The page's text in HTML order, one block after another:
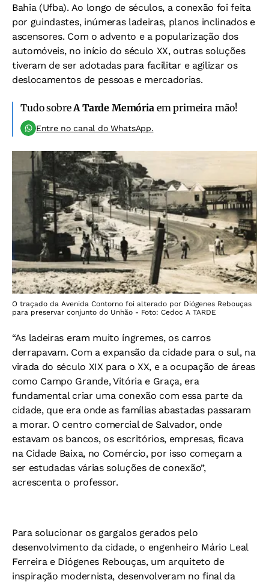
Bahia (Ufba). Ao longo de séculos, a conexão foi feita
por guindastes, inúmeras ladeiras, planos inclinados e
ascensores. Com o advento e a popularização dos
automóveis, no início do século XX, outras soluções
tiveram de ser adotadas para facilitar e agilizar os
deslocamentos de pessoas e mercadorias.
Tudo sobreA Tarde Memória em primeira mão!
Entre no canal do WhatsApp.
O traçado da Avenida Contorno foi alterado por Diógenes Rebouças
para preservar conjunto do Unhão - Foto: Cedoc A TARDE
“As ladeiras eram muito íngremes, os carros
derrapavam. Com a expansão da cidade para o sul, na
virada do século XIX para o XX, e a ocupação de áreas
como Campo Grande, Vitória e Graça, era
fundamental criar uma conexão com essa parte da
cidade, que era onde as famílias abastadas passaram
a morar. O centro comercial de Salvador, onde
estavam os bancos, os escritórios, empresas, ficava
na Cidade Baixa, no Comércio, por isso começam a
ser estudadas várias soluções de conexão”,
acrescenta o professor.
Para solucionar os gargalos gerados pelo
desenvolvimento da cidade, o engenheiro Mário Leal
Ferreira e Diógenes Rebouças, um arquiteto de
inspiração modernista, desenvolveram no final da